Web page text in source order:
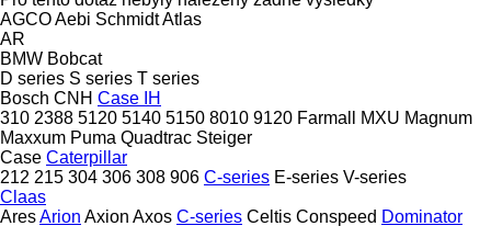
AGCOAebi SchmidtAtlas
AR
BMW Bobcat
D series S series T series
Bosch CNH Case IH
310 2388 5120 5140 5150 8010 9120 Farmall MXU Magnum
Maxxum Puma Quadtrac Steiger
Case Caterpillar
212 215 304 306 308 906 C-series E-series V-series
Claas
AresArion Axion Axos C-series Celtis Conspeed Dominator